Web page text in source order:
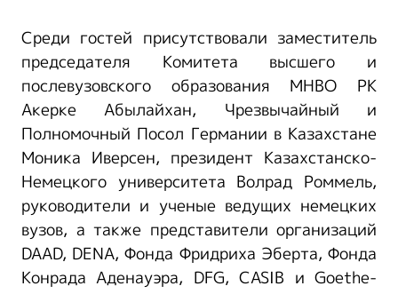
Среди гостей присутствовали заместитель
председателя Комитета высшего и
послевузовского образования МНВО РК
Акерке Абылайхан, Чрезвычайный и
Полномочный Посол Германии в Казахстане
Моника Иверсен, президент Казахстанско-
Немецкого университета Волрад Роммель,
руководители и ученые ведущих немецких
вузов, а также представители организаций
DAAD, DENA, Фонда Фридриха Эберта, Фонда
Конрада Аденауэра, DFG, CASIB и Goethe-